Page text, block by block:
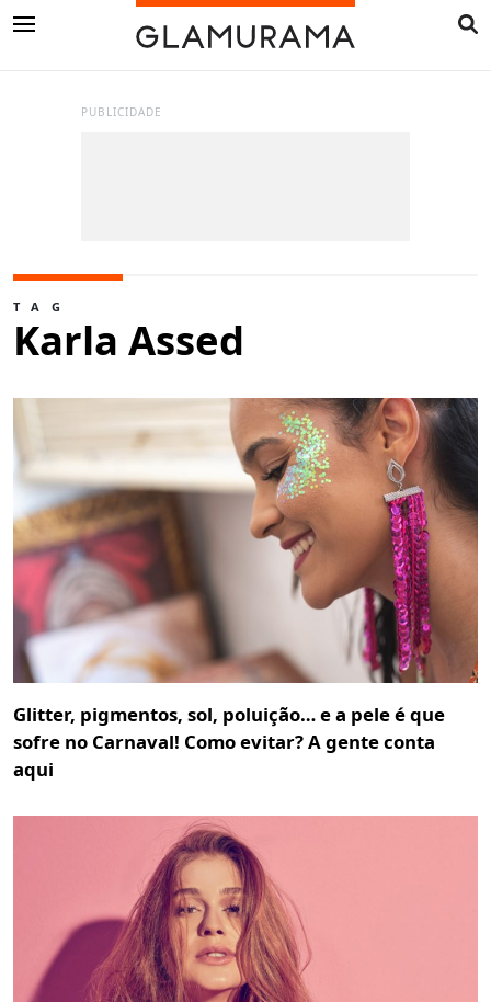
PUBLICIDADE
TAG
Karla Assed
Glitter, pigmentos, sol, poluição… e a pele é que
sofre no Carnaval! Como evitar? A gente conta
aqui